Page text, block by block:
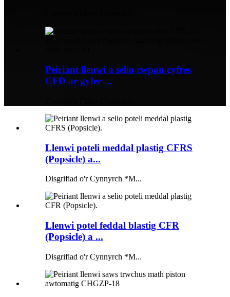
Peiriant llenwi a selio cwpan cyfres
CFD ar gyfer ...
Llenwi poteli meddal plastig CFRS
(Popsicle) a...
Disgrifiad o'r Cynnyrch *M...
Llenwi potel feddal blastig CFR
(Popsicle) a ...
Disgrifiad o'r Cynnyrch *M...